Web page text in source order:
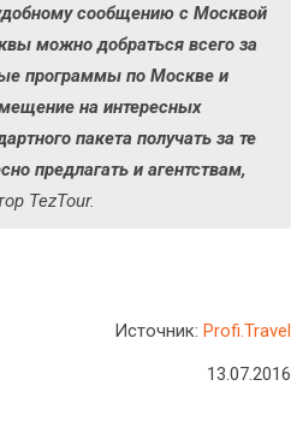
сообщению с Москвой
можно добраться всего за
программы по Москве и
на интересных
пакета получать за те
предлагать и агентствам,
TezTour.
Источник: Profi.Travel
13.07.2016